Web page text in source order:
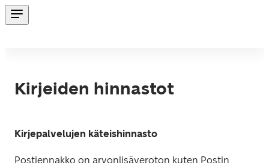
Kirjeiden hinnastot
Kirjepalvelujen käteishinnasto
Postiennakko on arvonlisäveroton kuten Postin